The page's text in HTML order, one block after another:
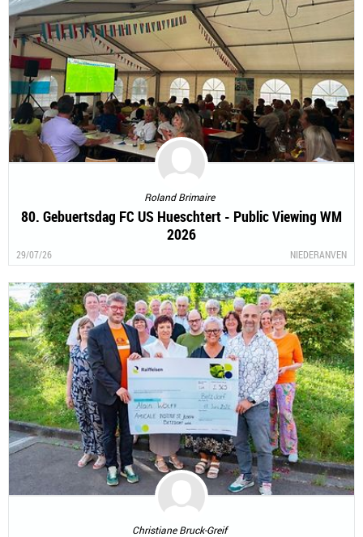
Roland Brimaire
80. Gebuertsdag FC US Hueschtert - Public Viewing WM
2026
29/07/26 NIEDERANVEN
Christiane Bruck-Greif